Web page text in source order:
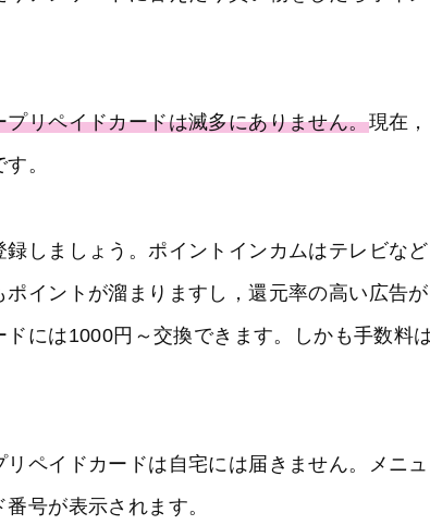
リペイドカードは滅多にありません。現在，
す。
しましょう。ポイントインカムはテレビなど
イントが溜まりますし，還元率の高い広告が
には1000円～交換できます。しかも手数料
ペイドカードは自宅には届きません。メニュ
号が表示されます。